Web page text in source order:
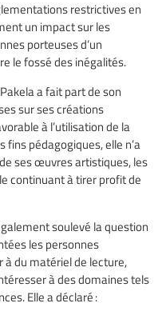
restrictives en
un impact sur les
porteuses d’un
le fossé des inégalités.
a fait part de son
sur ses créations
à l’utilisation de la
fins pédagogiques, elle n’a
ses œuvres artistiques, les
continuant à tirer profit de
soulevé la question
les personnes
du matériel de lecture,
à des domaines tels
Elle a déclaré :